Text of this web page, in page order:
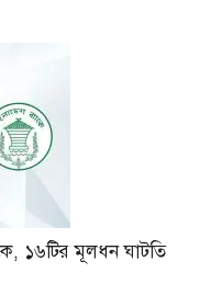
১৬টির মূলধন ঘাটতি